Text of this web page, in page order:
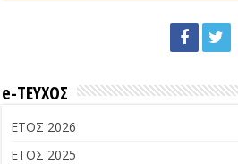
e-ΤΕΥΧΟΣ
ΕΤΟΣ 2026
ΕΤΟΣ 2025